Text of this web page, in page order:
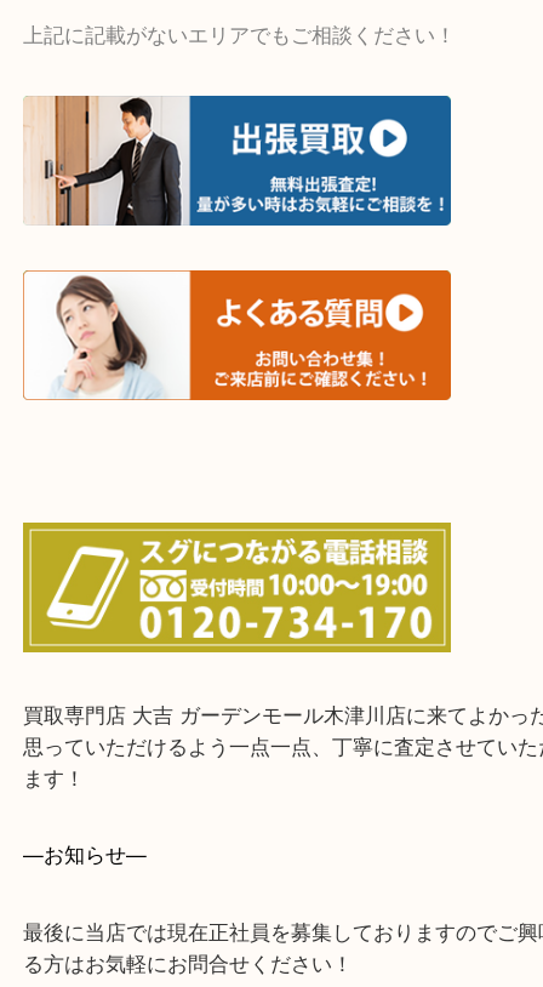
・出張買取エリア
木津川市・精華町・京田辺市・井手町
和束町・笠置町・高の原・西大寺・南山城村
城陽市・奈良市・生駒市・大和郡山市